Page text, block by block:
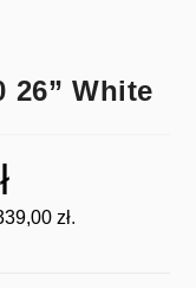
26” White
zł.